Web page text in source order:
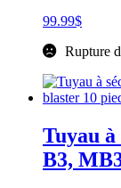
99.99$
Rupture
Tuyau
B3,